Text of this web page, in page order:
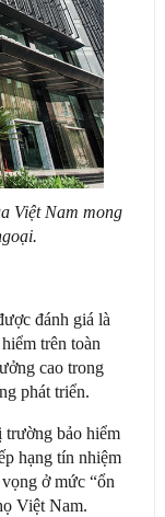
Việt Nam mong
đánh giá là
trên toàn
cao trong
phát triển.
trường bảo hiểm
hạng tín nhiệm
ở mức “ổn
Việt Nam.